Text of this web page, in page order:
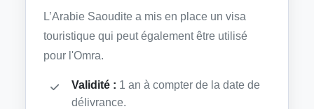
L’Arabie Saoudite a mis en place un visa
touristique qui peut également être utilisé
pour l'Omra.
Validité : 1 an à compter de la date de
délivrance.